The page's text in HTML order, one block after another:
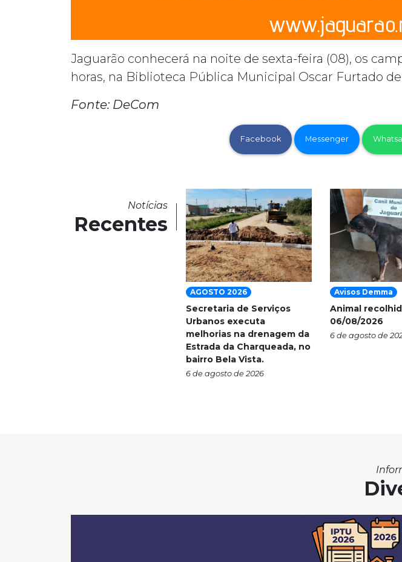
Jaguarão conhecerá na noite de sexta-feira (08), os
horas, na Biblioteca Pública Municipal Oscar Furtado
Fonte: DeCom
Facebook Messenger
Notícias
Recentes
AGOSTO 2026
Secretaria de Serviços
Urbanos executa
melhorias na drenagem da
Estrada da Charqueada, no
bairro Bela Vista.
6 de agosto de 2026
Avisos Demma
Animal
06/08/2026
6 de agosto de